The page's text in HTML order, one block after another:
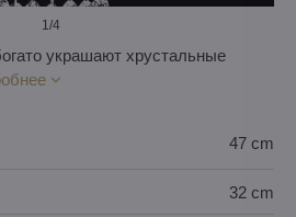
1/4
украшают хрустальные
47 cm
32 cm